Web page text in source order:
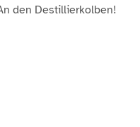
den Destillierkolben!